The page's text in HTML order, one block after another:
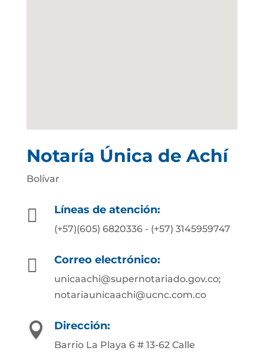
Notaría Única de Achí
Bolívar
 Líneas de atención:
(+57)(605) 6820336 - (+57) 3145959747
 Correo electrónico:
unicaachi@supernotariado.gov.co;
notariaunicaachi@ucnc.com.co
 Dirección:
Barrio La Playa 6 # 13-62 Calle